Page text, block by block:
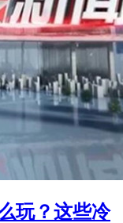
玩？这些冷